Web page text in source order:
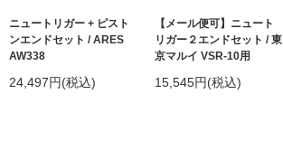
ニュートリガー + ピスト
ンエンドセット / ARES
AW338
24,497円(税込)
【メール便可】ニュート
リガー２エンドセット / 東
京マルイ VSR-10用
15,545円(税込)